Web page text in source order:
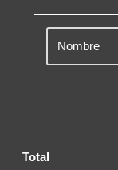
Total